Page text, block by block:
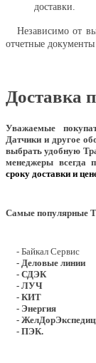
доставки.
Независимо от
отчетные
Доставка
Уважаемые
Датчики и другое
выбрать удобную
менеджеры всегда
сроку доставки и
Самые популярные
- Байкал Сервис
- Деловые линии
- СДЭК
- ЛУЧ
- КИТ
- Энергия
-
- ПЭК.